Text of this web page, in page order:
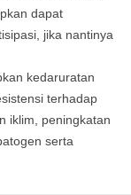
dapat
jika nantinya
kedaruratan
terhadap
iklim, peningkatan
serta